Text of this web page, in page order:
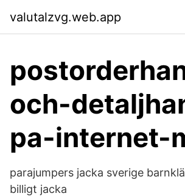
valutalzvg.web.app
och-
pa-internet-
parajumpers jacka sverige
billigt jacka